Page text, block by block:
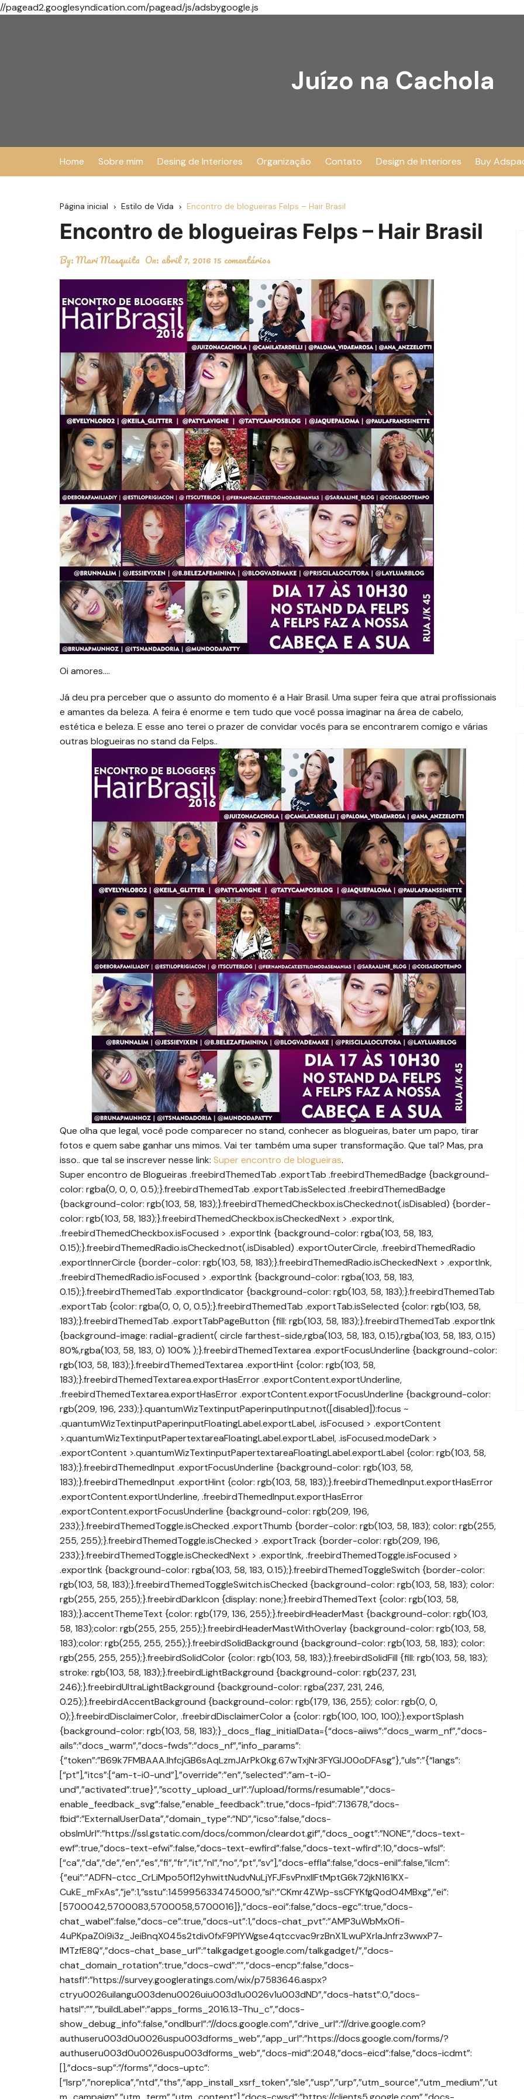
//pagead2.googlesyndication.com/pagead/js/adsbygoogle.js
Juízo na Cachola
Home Sobre mim Desing de Interiores Organização Contato Design de Interiores Buy
Página inicial Estilo de Vida Encontro de blogueiras Felps – Hair Brasil
Encontro de blogueiras Felps – Hair Brasil
By:Mari Mesquita On: abril 7, 201615 comentários
Oi amores….
Já deu pra perceber que o assunto do momento é a Hair Brasil. Uma super feira que atrai profissionais
e amantes da beleza. A feira é enorme e tem tudo que você possa imaginar na área de cabelo,
estética e beleza. E esse ano terei o prazer de convidar vocês para se encontrarem comigo e várias
outras blogueiras no stand da Felps..
Que olha que legal, você pode comparecer no stand, conhecer as blogueiras, bater um papo, tirar
fotos e quem sabe ganhar uns mimos. Vai ter também uma super transformação. Que tal? Mas, pra
isso.. que tal se inscrever nesse link: Super encontro de blogueiras.
Super encontro de Blogueiras .freebirdThemedTab .exportTab .freebirdThemedBadge {background-color: rgba(0, 0, 0, 0.5);}.freebirdThemedTab .exportTab.isSelected .freebirdThemedBadge {background-color: rgb(103, 58, 183);}.freebirdThemedCheckbox.isChecked:not(.isDisabled) {border-color: rgb(103, 58, 183);}.freebirdThemedCheckbox.isCheckedNext > .exportInk, .freebirdThemedCheckbox.isFocused > .exportInk {background-color: rgba(103, 58, 183, 0.15);}.freebirdThemedRadio.isChecked:not(.isDisabled) .exportOuterCircle, .freebirdThemedRadio .exportInnerCircle {border-color: rgb(103, 58, 183);}.freebirdThemedRadio.isCheckedNext > .exportInk, .freebirdThemedRadio.isFocused > .exportInk {background-color: rgba(103, 58, 183, 0.15);}.freebirdThemedTab .exportIndicator {background-color: rgb(103, 58, 183);}.freebirdThemedTab .exportTab {color: rgba(0, 0, 0, 0.5);}.freebirdThemedTab .exportTab.isSelected {color: rgb(103, 58, 183);}.freebirdThemedTab .exportTabPageButton {fill: rgb(103, 58, 183);}.freebirdThemedTab .exportInk {background-image: radial-gradient( circle farthest-side,rgba(103, 58, 183, 0.15),rgba(103, 58, 183, 0.15) 80%,rgba(103, 58, 183, 0) 100% );}.freebirdThemedTextarea .exportFocusUnderline {background-color: rgb(103, 58, 183);}.freebirdThemedTextarea .exportHint {color: rgb(103, 58, 183);}.freebirdThemedTextarea.exportHasError .exportContent.exportUnderline, .freebirdThemedTextarea.exportHasError .exportContent.exportFocusUnderline {background-color: rgb(209, 196, 233);}.quantumWizTextinputPaperinputInput:not([disabled]):focus ~ .quantumWizTextinputPaperinputFloatingLabel.exportLabel, .isFocused > .exportContent >.quantumWizTextinputPapertextareaFloatingLabel.exportLabel, .isFocused.modeDark > .exportContent >.quantumWizTextinputPapertextareaFloatingLabel.exportLabel {color: rgb(103, 58, 183);}.freebirdThemedInput .exportFocusUnderline {background-color: rgb(103, 58, 183);}.freebirdThemedInput .exportHint {color: rgb(103, 58, 183);}.freebirdThemedInput.exportHasError .exportContent.exportUnderline, .freebirdThemedInput.exportHasError .exportContent.exportFocusUnderline {background-color: rgb(209, 196, 233);}.freebirdThemedToggle.isChecked .exportThumb {border-color: rgb(103, 58, 183); color: rgb(255, 255, 255);}.freebirdThemedToggle.isChecked > .exportTrack {border-color: rgb(209, 196, 233);}.freebirdThemedToggle.isCheckedNext > .exportInk, .freebirdThemedToggle.isFocused > .exportInk {background-color: rgba(103, 58, 183, 0.15);}.freebirdThemedToggleSwitch {border-color: rgb(103, 58, 183);}.freebirdThemedToggleSwitch.isChecked {background-color: rgb(103, 58, 183); color: rgb(255, 255, 255);}.freebirdDarkIcon {display: none;}.freebirdThemedText {color: rgb(103, 58, 183);}.accentThemeText {color: rgb(179, 136, 255);}.freebirdHeaderMast {background-color: rgb(103, 58, 183);color: rgb(255, 255, 255);}.freebirdHeaderMastWithOverlay {background-color: rgb(103, 58, 183);color: rgb(255, 255, 255);}.freebirdSolidBackground {background-color: rgb(103, 58, 183); color: rgb(255, 255, 255);}.freebirdSolidColor {color: rgb(103, 58, 183);}.freebirdSolidFill {fill: rgb(103, 58, 183); stroke: rgb(103, 58, 183);}.freebirdLightBackground {background-color: rgb(237, 231, 246);}.freebirdUltraLightBackground {background-color: rgba(237, 231, 246, 0.25);}.freebirdAccentBackground {background-color: rgb(179, 136, 255); color: rgb(0, 0, 0);}.freebirdDisclaimerColor, .freebirdDisclaimerColor a {color: rgb(100, 100, 100);}.exportSplash {background-color: rgb(103, 58, 183);}_docs_flag_initialData={“docs-aiiws”:”docs_warm_nf”,”docs-ails”:”docs_warm”,”docs-fwds”:”docs_nf”,”info_params”:{“token”:”B69k7FMBAAA.lhfcjGB6sAqLzmJArPk0kg.67wTxjNr3FYGIJ00oDFAsg”},”uls”:”{“langs”:[“pt”],”itcs”:[“am-t-i0-und”],”override”:”en”,”selected”:”am-t-i0-und”,”activated”:true}”,”scotty_upload_url”:”/upload/forms/resumable”,”docs-enable_feedback_svg”:false,”enable_feedback”:true,”docs-fpid”:713678,”docs-fbid”:”ExternalUserData”,”domain_type”:”ND”,”icso”:false,”docs-obsImUrl”:”https://ssl.gstatic.com/docs/common/cleardot.gif”,”docs_oogt”:”NONE”,”docs-text-ewf”:true,”docs-text-efwi”:false,”docs-text-ewfird”:false,”docs-text-wfird”:10,”docs-wfsl”:[“ca”,”da”,”de”,”en”,”es”,”fi”,”fr”,”it”,”nl”,”no”,”pt”,”sv”],”docs-effla”:false,”docs-enil”:false,”ilcm”:{“eui”:”ADFN-ctcc_CrLiMpo50f12yhwittNudvNuLjYFJFsvPnxIlFtMptG6k72jkN161KX-CukE_mFxAs”,”je”:1,”sstu”:1459956334745000,”si”:”CKmr4ZWp-ssCFYKfgQodO4MBxg”,”ei”:[5700042,5700083,5700058,5700016]},”docs-eoi”:false,”docs-egc”:true,”docs-chat_wabel”:false,”docs-ce”:true,”docs-ut”:1,”docs-chat_pvt”:”AMP3uWbMxOfi-4uPKpaZ0i9i3z_JeiBnqX045s2tdiv0fxF9PlYWgse4qtccvac9rzBnX1LwuPXrlaJnfrz3wwxP7-lMTzfE8Q”,”docs-chat_base_url”:”talkgadget.google.com/talkgadget/”,”docs-chat_domain_rotation”:true,”docs-cwd”:””,”docs-encp”:false,”docs-hatsfl”:”https://survey.googleratings.com/wix/p7583646.aspx?ctryu0026uilangu003denu0026uiu003d1u0026v1u003dND”,”docs-hatst”:0,”docs-hatsl”:””,”buildLabel”:”apps_forms_2016.13-Thu_c”,”docs-show_debug_info”:false,”ondlburl”:”//docs.google.com”,”drive_url”:”//drive.google.com?authuseru003d0u0026uspu003dforms_web”,”app_url”:”https://docs.google.com/forms/?authuseru003d0u0026uspu003dforms_web”,”docs-mid”:2048,”docs-eicd”:false,”docs-icdmt”:[],”docs-sup”:”/forms”,”docs-uptc”:[“lsrp”,”noreplica”,”ntd”,”ths”,”app_install_xsrf_token”,”sle”,”usp”,”urp”,”utm_source”,”utm_medium”,”utm_campaign”,”utm_term”,”utm_content”],”docs-cwsd”:”https://clients5.google.com”,”docs-hsrt”:true,”docs-et”:true,”docs-tafl”:true,”docs-etp”:false,”docs-euctu”:false,”enable_anonymous_photo_creation”:false,”docs-al”:[0,0,0,0,0],”docs-ndt”:”Untitled form”,”docs-rpe”:true,”docs-mdck”:”AIzaSyD8OLHtLvDxnjZsBoVq4-_cuwUbKEMa70s”,”docs-mas”:””,”docs-etiff”:false,”docs-spfe”:true,”docs-mriim”:1800000,”docs-eccbs”:false,”docs-net-ernjp”:false,”docos-sosj”:false,”docs-rlmp”:false,”docs-mmpt”:15000,”docs-erd”:false,”docs-erfar”:false,”docs-ssi”:false,”docs-escd”:false,”docs-ensb”:false,”docs-ddts”:false,”docs-ecec”:false,”docs-epec”:false,”ecid”:true,”docs-emo”:false,”docs-eos”:true,”docs-pedd”:true,”docs-eir”:false,”docs-dc”:false,”docs-edll”:false,”docs-eivu”:false,”server_time_ms”:1459956334756,”gaia_session_id”:”0″,”app-bc”:”#673ab7″,”enable_iframed_embed_api”:true,”docs-fut”:”//drive.google.com?authuseru003d0u0026uspu003dforms_web#folders/{folderId}”,”esid”:true,”esubid”:false,”docs-etbs”:true,”docs-usp”:”forms_web”,”docs-isb”:true,”docs-pid”:”118412300295723473641″,”docs-mib”:5242880,”docs-mip”:6250000,”enable_kennedy”:true,”docs-gth”:”Go to Forms home screen”,”opendv”:true,”onePickImportDocumentUrl”:””,”opmbs”:5242880,”opmpd”:2500,”opbu”:”https://docs.google.com/picker”,”opru”:”https://docs.google.com/relay.html”,”opdu”:true,”opccp”:false,”ophi”:”trix_forms”,”opst”:”000770F2038663C348F8CAA89F1B9FBD5E7D63A8E82B16857B”,”opuci”:””,”opest”:true,”maestro_domain”:”https://script.google.com”,”maestro_container_token”:”ACjPJvG7GfRoQwWBhUjLhcVrBDuh7J-POviaN3aWzdRffJE3KVwolQKGkcBuLlV5HyuqjlbMVq20XO2UjRf87Ha7UE0V474x_AV7puNdKaNKoh6oPzI”,”maestro_script_editor_uri”:”https://script.google.com/macros/?midu003dACjPJvG7GfRoQwWBhUjLhcVrBDuh7J-POviaN3aWzdRffJE3KVwolQKGkcBuLlV5HyuqjlbMVq20XO2UjRf87Ha7UE0V474x_AV7puNdKaNKoh6oPzIu0026uivu003d2″,”maestro_new_project_uri”:”https://script.google.com/macros/create?midu003dACjPJvG7GfRoQwWBhUjLhcVrBDuh7J-POviaN3aWzdRffJE3KVwolQKGkcBuLlV5HyuqjlbMVq20XO2UjRf87Ha7UE0V474x_AV7puNdKaNKoh6oPzIu0026uivu003d2″,”maestro_script_gallery_uri”:”https://docs.google.com/macros/scriptGalleryPanel?midu003dACjPJvG7GfRoQwWBhUjLhcVrBDuh7J-POviaN3aWzdRffJE3KVwolQKGkcBuLlV5HyuqjlbMVq20XO2UjRf87Ha7UE0V474x_AV7puNdKaNKoh6oPzIu0026uivu003d2″,”maestro_script_manager_uri”:”https://script.google.com/macros/scriptManagerPanel?midu003dACjPJvG7GfRoQwWBhUjLhcVrBDuh7J-POviaN3aWzdRffJE3KVwolQKGkcBuLlV5HyuqjlbMVq20XO2UjRf87Ha7UE0V474x_AV7puNdKaNKoh6oPzIu0026uivu003d2″,”enable_maestro”:true,”docs-emae”:true,”mae-cwssw”:false,”mae-aoeba”:true,”mae-esme”:false,”docs-hecesr”:true,”docs-heop”:false,”docs-hes”:false,”docs-hupc”:true,”docs-huogmb”:false,”docs-hefcc”:false,”docs-hue”:”marisangelamoss@gmail.com”,”docs-offline-uiaffd”:false,”docs-offline-uoia”:false,”docs-hasid”:”Forms”,”docs-hdck”:”AIzaSyD3SxAFA7YuMzXbJHCPKlNCHD-myTZZHwQ”,”docs-cpkl”:[“AMYi9gRw/jIyQgUlMFTzB/u4R/lmil199nniqzsXNpyDw7rFzCuv8AHNvePAv37a2YP2s5XXb7mP”],”docs-hucs”:true,”docs-hunca”:false,”docs-hdod”:”docs.google.com”,”jobset”:”prod”,”docs-eafn”:false,”docs-nad”:””,”docs-epcc”:false,”docs-dlpe”:false,”docs-etbrh”:false,”enable_omnibox_help_menu”:true,”enable_omnibox”:true,”docs-sticky_view_mode”:true,”docs-se”:false,”docs-ebcrsct”:false,”docs-iror”:false,”docs-eopfo”:true,”xdbcmUri”:”https://docs.google.com/forms/xdbcm.html”,”xdbcfAllowXpc”:true,”docs-corsbc”:false,”xdbcfAllowHostNamePrefix”:true,”docs-spdy”:false,”docs-csi-reporting-uri-override”:””,”enable_csi”:true,”csi_service_name”:”freebird”,”jvszy-grfd”:false,”jvszy-gsdn”:true,”jvszy-kn”:false,”jvszy-gsm”:false,”jvszy-goe”:false,”jvszy-gmad”:true,”jvszy-nfi”:true,”jvszy-gpx”:false,”jvszy-gnt”:true,”jvszy-gbmc”:true,”jvszy-gcfa”:false,”jvszy-gyeqc”:false,”jvszy-grg”:false,”zpgp”:”dgamfybllkxfdojjkxjfpjrxjwahhrbyiairzowacoiyejhrzzikbteughbrlrwfcrvalctejtllsuoxcbakoqu”,”jvdhy_hadhyxhxxq_qoxlvwr”:”/c/”,”jvsz_kkzwpp_jjcszldgrvwq_ajitgi_dsu”:”https://docs.google.com/picker?protocolu003dgadgetsu0026relayUrlu003dhttps://docs.google.com/relay.htmlu0026hostIdu003dfusiontables-form-linkeru0026titleu003dChoose+a+Fusion+Table+where+weu0027ll+copy+responses+to+your+formu0026hlu003denu0026authuseru003d0u0026newDriveViewu003dtrueu0026originu003dhttps://docs.google.comu0026stu003d000770F2038663C348F8CAA89F1B9FBD5E7D63A8E82B16857Bu0026driveGridViewSwitcherHiddenu003dtrueu0026navu003d((%22tables%22),(%22recently-picked%22))”,”jvsz_kkzwpp_eav_dnbkqnkfobu_lackxh_mra”:”https://docs.google.com/picker?protocolu003dgadgetsu0026relayUrlu003dhttps://docs.google.com/relay.htmlu0026hostIdu003dspreadsheet-form-linkeru0026titleu003dChoose+a+spreadsheet+where